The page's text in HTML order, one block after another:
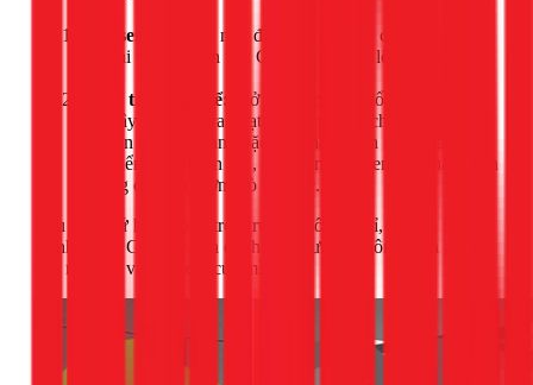
Lắp sen tay:
Lắp một đầu dây sen vào củ sen và đầu
còn lại vào bát sen tay. Gác bát sen tay lên giá đỡ đi
Kiểm tra tổng thể:
Mở van cấp nước tổng. Mở van
sen cây và kiểm tra hoạt động của các chức năng: vòi
xả, sen tay, sen trần. Đặc biệt, hãy quan sát kỹ tất cả
các điểm nối (chân sen, thân sen, dây sen) để chắc chắn
không có hiện tượng rò rỉ nước.
Nếu mọi thứ hoạt động trơn tru và không rò rỉ, bạn đã lắp đặt
thành công. Giờ đây bạn có thể tận hưởng không gian phòng
tắm mới mẻ và hiện đại của mình.